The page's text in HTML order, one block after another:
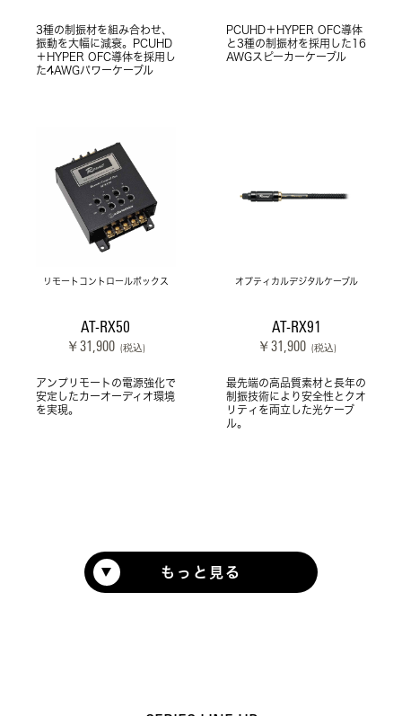
3種の制振材を組み合わせ、
振動を大幅に減衰。PCUHD
＋HYPER OFC導体を採用し
た4AWGパワーケーブル
PCUHD＋HYPER OFC導体
と3種の制振材を採用した16
AWGスピーカーケーブル
リモートコントロールボックス
AT-RX50
￥31,900 (税込)
アンプリモートの電源強化で
安定したカーオーディオ環境
を実現。
オプティカルデジタルケーブル
AT-RX91
￥31,900 (税込)
最先端の高品質素材と長年の
制振技術により安全性とクオ
リティを両立した光ケーブ
ル。
もっと見る